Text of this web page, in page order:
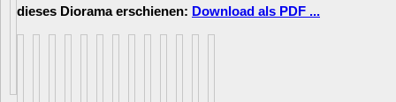
dieses Diorama erschienen: Download als PDF ...